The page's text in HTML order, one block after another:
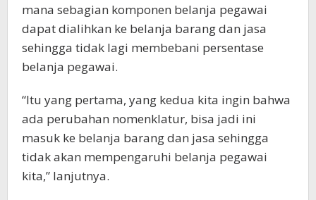
mana sebagian komponen belanja pegawai
dapat dialihkan ke belanja barang dan jasa
sehingga tidak lagi membebani persentase
belanja pegawai.
“Itu yang pertama, yang kedua kita ingin bahwa
ada perubahan nomenklatur, bisa jadi ini
masuk ke belanja barang dan jasa sehingga
tidak akan mempengaruhi belanja pegawai
kita,” lanjutnya.